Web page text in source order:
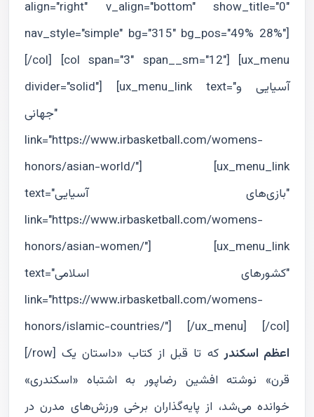
align="right" v_align="bottom" show_title="0"
nav_style="simple" bg="315" bg_pos="49% 28%"]
[/col] [col span="3" span__sm="12"] [ux_menu
divider="solid"] [ux_menu_link text="آسيايى و
جهانى"
link="https://www.irbasketball.com/womens-
honors/asian-world/"] [ux_menu_link
text="بازی‌های آسیایی"
link="https://www.irbasketball.com/womens-
honors/asian-women/"] [ux_menu_link
text="كشورهاى اسلامى"
link="https://www.irbasketball.com/womens-
honors/islamic-countries/"] [/ux_menu] [/col]
[/row]
اعظم اسکندرکه تا قبل از کتاب «داستان یک
قرن» نوشته افشین رضاپور به اشتباه «اسکندری»
خوانده می‌شد، از پایه‌گذاران برخی ورزش‌های مدرن در